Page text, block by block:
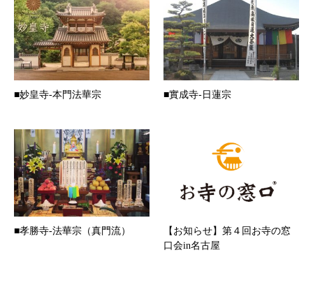
■妙皇寺-本門法華宗 ■實成寺-日蓮宗
■孝勝寺-法華宗（真門流）
【お知らせ】第４回お寺の窓
口会in名古屋